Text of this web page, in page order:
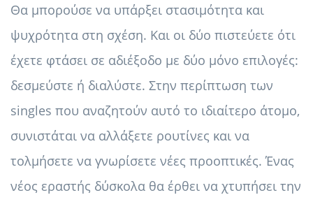
Θα μπορούσε να υπάρξει στασιμότητα και
ψυχρότητα στη σχέση. Και οι δύο πιστεύετε ότι
έχετε φτάσει σε αδιέξοδο με δύο μόνο επιλογές:
δεσμεύστε ή διαλύστε. Στην περίπτωση των
singles που αναζητούν αυτό το ιδιαίτερο άτομο,
συνιστάται να αλλάξετε ρουτίνες και να
τολμήσετε να γνωρίσετε νέες προοπτικές. Ένας
νέος εραστής δύσκολα θα έρθει να χτυπήσει την